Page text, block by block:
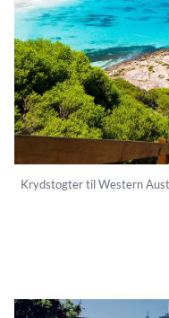
Krydstogter til Western